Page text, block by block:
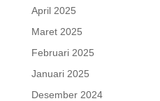
April 2025
Maret 2025
Februari 2025
Januari 2025
Desember 2024